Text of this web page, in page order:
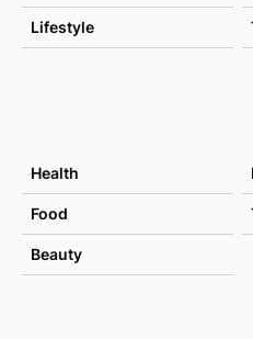
Lifestyle
Health
Food
Beauty